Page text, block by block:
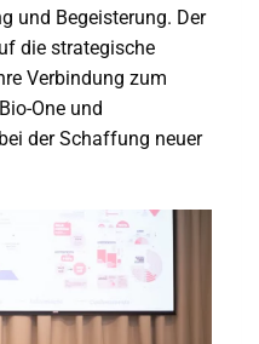
und Begeisterung. Der
die strategische
Verbindung zum
One und
der Schaffung neuer